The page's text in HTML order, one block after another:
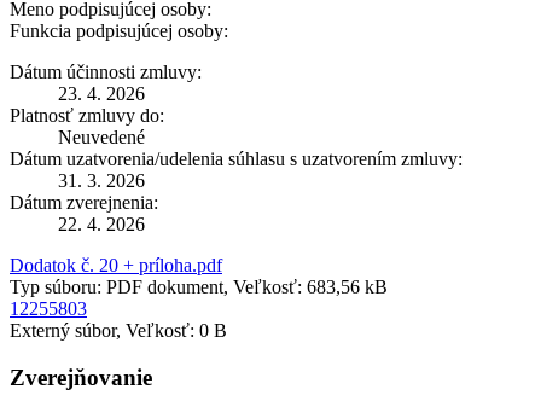
Meno podpisujúcej osoby:
Funkcia podpisujúcej osoby:
Dátum účinnosti zmluvy:
23. 4. 2026
Platnosť zmluvy do:
Neuvedené
Dátum uzatvorenia/udelenia súhlasu s uzatvorením zmluvy:
31. 3. 2026
Dátum zverejnenia:
22. 4. 2026
Dodatok č. 20 + príloha.pdf
Typ súboru: PDF dokument, Veľkosť: 683,56 kB
12255803
Externý súbor, Veľkosť: 0 B
Zverejňovanie